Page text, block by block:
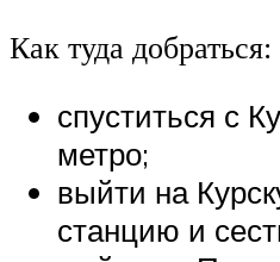
Как туда добраться:
спуститься с
метро;
выйти на
станцию и